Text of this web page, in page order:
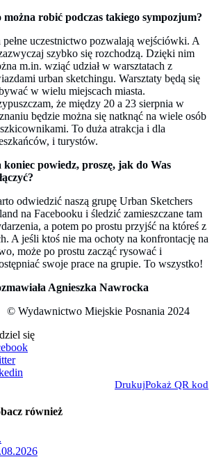
można robić podczas takiego sympozjum?
pełne uczestnictwo pozwalają wejściówki. A
szybko się rozchodzą. Dzięki nim
m.in. wziąć udział w warsztatach z
urban sketchingu. Warsztaty będą się
w wielu miejscach miasta.
że między 20 a 23 sierpnia w
będzie można się natknąć na wiele osób
To duża atrakcja i dla
i turystów.
koniec powiedz, proszę, jak do Was
odwiedzić naszą grupę Urban Sketchers
na Facebooku i śledzić zamieszczane tam
a potem po prostu przyjść na któreś z
A jeśli ktoś nie ma ochoty na konfrontację na
może po prostu zacząć rysować i
swoje prace na grupie. To wszystko!
Agnieszka Nawrocka
© Wydawnictwo Miejskie Posnania 2024
się
DrukujPokaż QR kod
również